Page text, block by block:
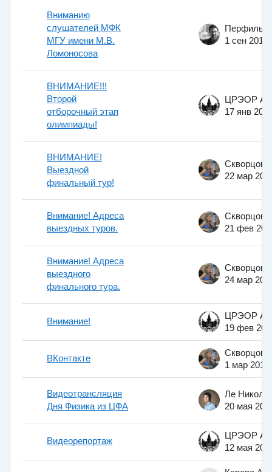
Вниманию
слушателей МФК
МГУ имени М.В.
Ломоносова
1 сен 2014
ВНИМАНИЕ!!!
Второй
отборочный этап
олимпиады!
17 янв 2011
ВНИМАНИЕ!
Выездной
финальный тур!
22 мар
Внимание! Адреса
выездных туров.
21 фев
Внимание! Адреса
выездного
финального тура.
24 мар
Внимание!
19 фев
ВКонтакте
1 мар 2012
Видеотрансляция
Дня Физика из ЦФА
20 мая
Видеорепортаж
12 мая